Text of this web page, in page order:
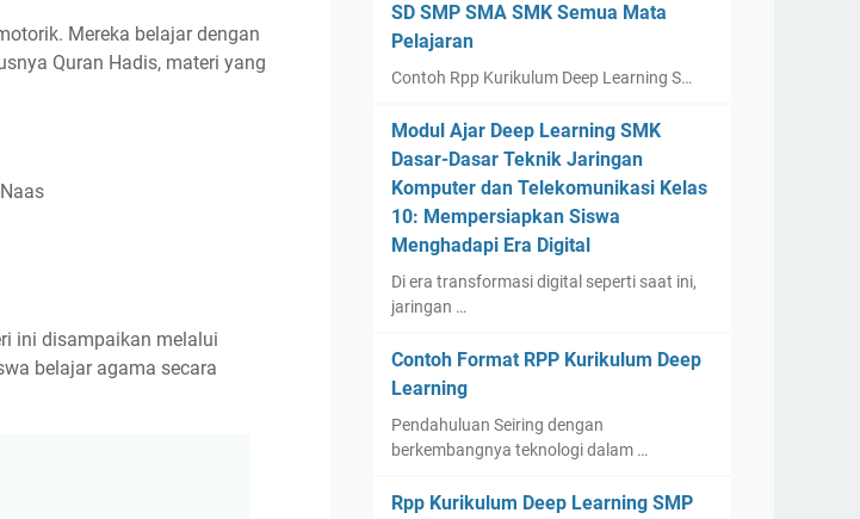
Mereka belajar dengan
Quran Hadis, materi yang
ini disampaikan melalui
belajar agama secara
SD SMP SMA SMK Semua Mata
Pelajaran
Contoh Rpp Kurikulum Deep Learning S…
Modul Ajar Deep Learning SMK
Dasar-Dasar Teknik Jaringan
Komputer dan Telekomunikasi Kelas
10: Mempersiapkan Siswa
Menghadapi Era Digital
Di era transformasi digital seperti saat ini,
jaringan …
Contoh Format RPP Kurikulum Deep
Learning
Pendahuluan Seiring dengan
berkembangnya teknologi dalam …
Rpp Kurikulum Deep Learning SMP